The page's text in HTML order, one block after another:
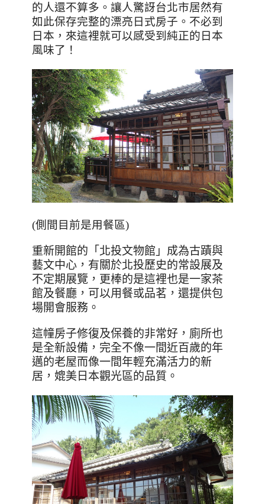
的人還不算多。讓人驚訝台北市居然有
如此保存完整的漂亮日式房子。不必到
日本，來這裡就可以感受到純正的日本
風味了！
(側間目前是用餐區)
重新開館的「北投文物館」成為古蹟與
藝文中心，有關於北投歷史的常設展及
不定期展覽，更棒的是這裡也是一家茶
館及餐廳，可以用餐或品茗，還提供包
場開會服務。
這幢房子修復及保養的非常好，廁所也
是全新設備，完全不像一間近百歲的年
邁的老屋而像一間年輕充滿活力的新
居，媲美日本觀光區的品質。